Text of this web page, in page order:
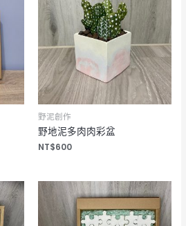
野泥創作
野地泥多肉肉彩盆
NT$600